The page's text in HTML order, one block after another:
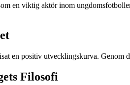
en viktig aktör inom
en positiv utvecklingskurva.
Filosofi